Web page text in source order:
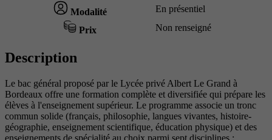
Modalité En présentiel
Prix Non renseigné
Description
Le bac général proposé par le Lycée privé Albert Le Grand à
Bordeaux offre une formation complète et diversifiée qui prépare les
élèves à l'enseignement supérieur. Le programme associe un tronc
commun solide (français, philosophie, langues vivantes, histoire-
géographie, enseignement scientifique, éducation physique) et des